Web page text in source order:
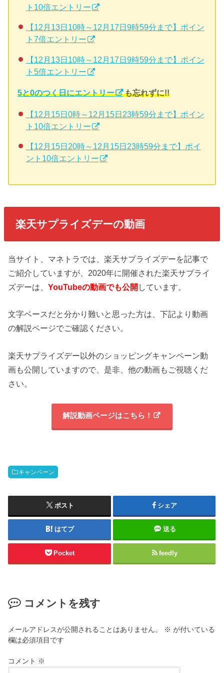
ト10倍エントリー
【12月13日10時～12月17日9時59分まで】ポイン
ト7倍エントリー
【12月13日10時～12月17日9時59分まで】ポイン
ト5倍エントリー
5と0のつく日にエントリー も忘れずに!!
【12月15日0時～12月15日23時59分まで】ポイン
ト10倍エントリー
【12月15日20時～12月15日23時59分まで】ポイ
ント10倍エントリー
楽天サプライズデーの動画
当サイト、マネトラでは、楽天サプライズデーを記事で
ご紹介していますが、2020年に開催された楽天サプライ
ズデーは、YouTubeの動画でも公開 しています。
文字ベースだと分かり難いと思った方は、下記より動画
の解説ページでご確認ください。
楽天サプライズデー以外のショッピングキャンペーン動
画も公開していますので、是非、他の動画もご視聴くだ
さい。
解説動画ページはこちら！
キャンペーン
ポスト シェア
はてブ 送る
Pocket feedly
コメントを残す
メールアドレスが公開されることはありません。 ※ が付いている
欄は必須項目です
コメント ※